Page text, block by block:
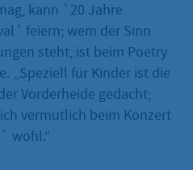
kann `20 Jahre
feiern; wem der Sinn
steht, ist beim Poetry
„Speziell für Kinder ist die
Vorderheide gedacht;
vermutlich beim Konzert
wohl.“